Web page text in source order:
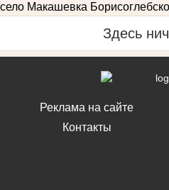
село Макашевка
Здесь
Реклама на сайте
Контакты